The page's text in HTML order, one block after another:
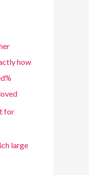
how
for
large